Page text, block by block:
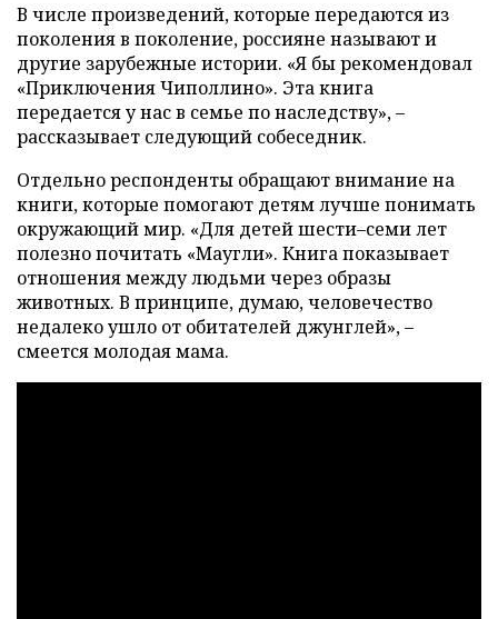
В числе произведений, которые передаются из
поколения в поколение, россияне называют и
другие зарубежные истории. «Я бы рекомендовал
«Приключения Чиполлино». Эта книга
передается у нас в семье по наследству», –
рассказывает следующий собеседник.
Отдельно респонденты обращают внимание на
книги, которые помогают детям лучше понимать
окружающий мир. «Для детей шести–семи лет
полезно почитать «Маугли». Книга показывает
отношения между людьми через образы
животных. В принципе, думаю, человечество
недалеко ушло от обитателей джунглей», –
смеется молодая мама.